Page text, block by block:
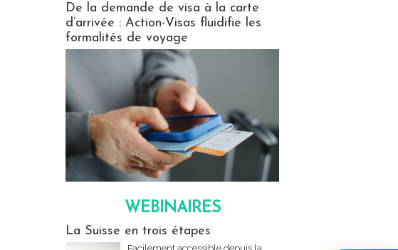
De la demande de visa à la carte
d’arrivée : Action-Visas fluidifie les
formalités de voyage
WEBINAIRES
La Suisse en trois étapes